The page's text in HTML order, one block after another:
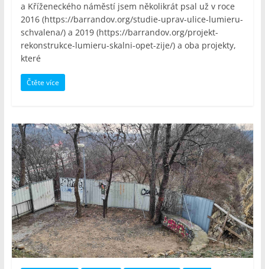
a Kříženeckého náměstí jsem několikrát psal už v roce
2016 (https://barrandov.org/studie-uprav-ulice-lumieru-
schvalena/) a 2019 (https://barrandov.org/projekt-
rekonstrukce-lumieru-skalni-opet-zije/) a oba projekty,
které
Čtěte více